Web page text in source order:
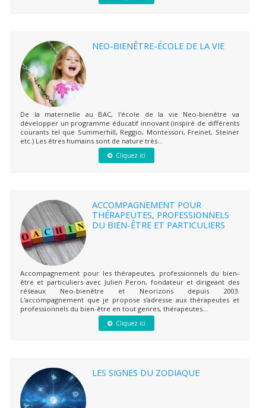
NEO-BIENÊTRE-ÉCOLE DE LA VIE
De la maternelle au BAC, l'école de la vie Neo-bienêtre va
développer un programme éducatif innovant (inspiré de différents
courants tel que Summerhill, Reggio, Montessori, Freinet, Steiner
etc.) Les êtres humains sont de nature très...
Cliquez ici
ACCOMPAGNEMENT POUR
THÉRAPEUTES, PROFESSIONNELS
DU BIEN-ÊTRE ET PARTICULIERS
Accompagnement pour les thérapeutes, professionnels du bien-
être et particuliers avec Julien Peron, fondateur et dirigeant des
réseaux Neo-bienêtre et Neorizons depuis 2003.
L'accompagnement que je propose s'adresse aux thérapeutes et
professionnels du bien-être en tout genres, thérapeutes...
Cliquez ici
LES SIGNES DU ZODIAQUE